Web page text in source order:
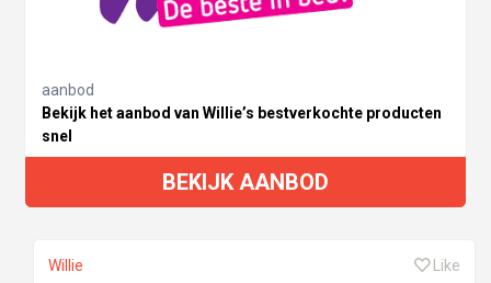
aanbod
Bekijk het aanbod van Willie’s bestverkochte producten
snel
BEKIJK AANBOD
Willie Like